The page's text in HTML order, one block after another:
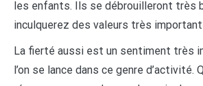
les enfants. Ils se débrouilleront très
inculquerez des valeurs très
La fierté aussi est un sentiment très
l’on se lance dans ce genre d’activité.